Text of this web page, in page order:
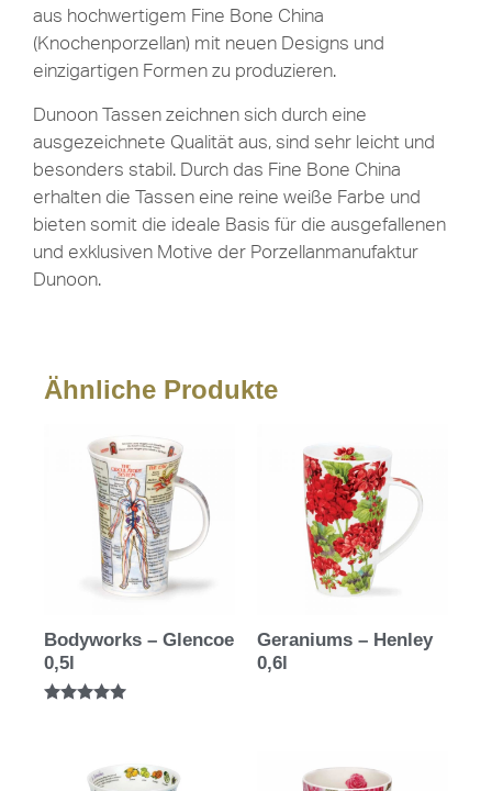
aus hochwertigem Fine Bone China
(Knochenporzellan) mit neuen Designs und
einzigartigen Formen zu produzieren.
Dunoon Tassen zeichnen sich durch eine
ausgezeichnete Qualität aus, sind sehr leicht und
besonders stabil. Durch das Fine Bone China
erhalten die Tassen eine reine weiße Farbe und
bieten somit die ideale Basis für die ausgefallenen
und exklusiven Motive der Porzellanmanufaktur
Dunoon.
Ähnliche Produkte
Bodyworks – Glencoe
0,5l
Geraniums – Henley
0,6l